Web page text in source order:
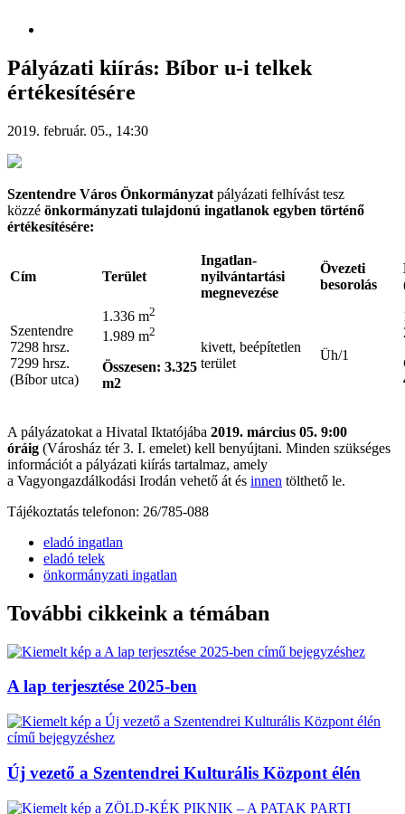
Pályázati kiírás: Bíbor u-i telkek
értékesítésére
2019. február. 05., 14:30
Szentendre Város Önkormányzat pályázati felhívást tesz
közzé önkormányzati tulajdonú ingatlanok egyben történő
értékesítésére:
Cím Terület
Ingatlan-
nyilvántartási
megnevezése
Övezeti
besorolás
Szentendre
7298 hrsz.
7299 hrsz.
(Bíbor utca)
1.336 m2
1.989 m2
Összesen: 3.325
m2
kivett, beépítetlen
terület
Üh/1
A pályázatokat a Hivatal Iktatójába 2019. március 05. 9:00
óráig (Városház tér 3. I. emelet) kell benyújtani. Minden szükséges
információt a pályázati kiírás tartalmaz, amely
a Vagyongazdálkodási Irodán vehető át és innen tölthető le.
Tájékoztatás telefonon: 26/785-088
eladó ingatlan
eladó telek
önkormányzati ingatlan
További cikkeink a témában
A lap terjesztése 2025-ben
Új vezető a Szentendrei Kulturális Központ élén